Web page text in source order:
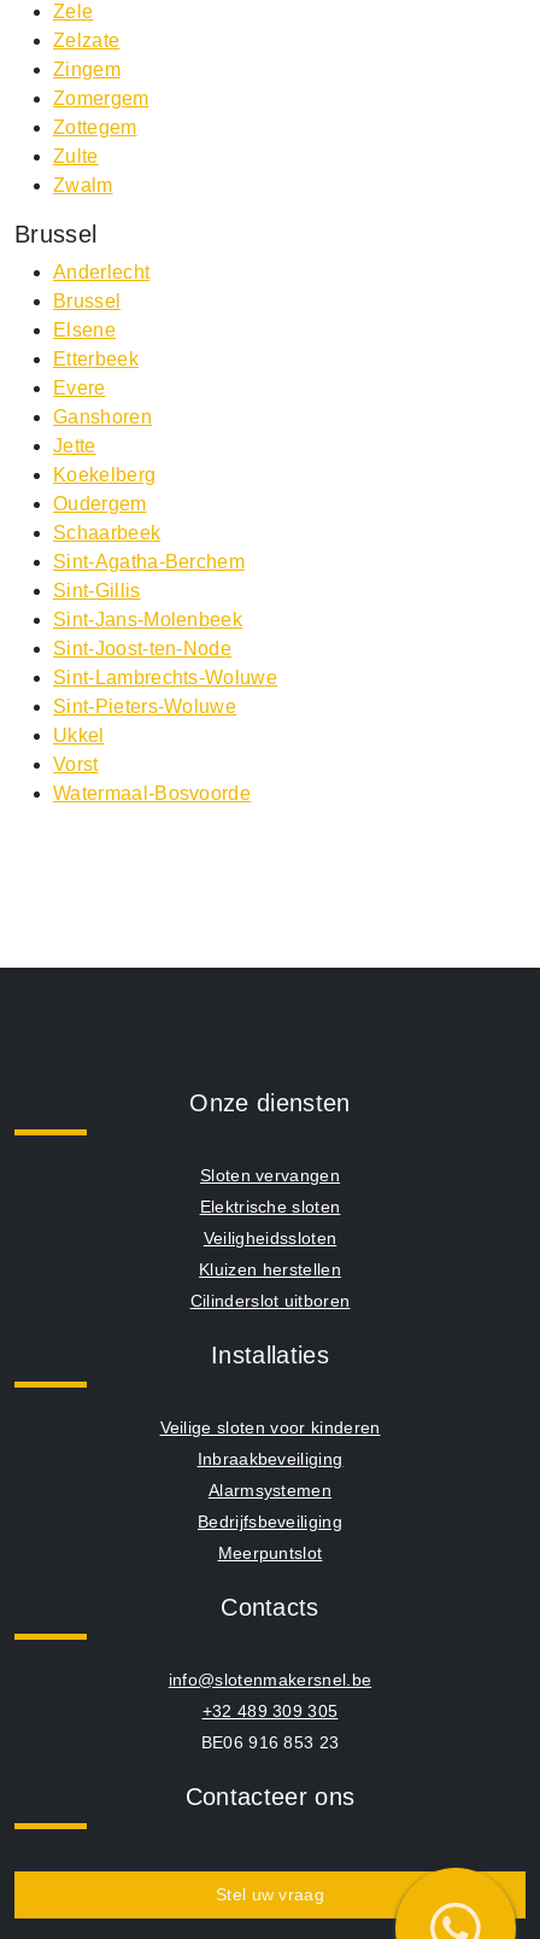
Zele
Zelzate
Zingem
Zomergem
Zottegem
Zulte
Zwalm
Brussel
Anderlecht
Brussel
Elsene
Etterbeek
Evere
Ganshoren
Jette
Koekelberg
Oudergem
Schaarbeek
Sint-Agatha-Berchem
Sint-Gillis
Sint-Jans-Molenbeek
Sint-Joost-ten-Node
Sint-Lambrechts-Woluwe
Sint-Pieters-Woluwe
Ukkel
Vorst
Watermaal-Bosvoorde
Onze diensten
Sloten vervangen
Elektrische sloten
Veiligheidssloten
Kluizen herstellen
Cilinderslot uitboren
Installaties
Veilige sloten voor kinderen
Inbraakbeveiliging
Alarmsystemen
Bedrijfsbeveiliging
Meerpuntslot
Contacts
info@slotenmakersnel.be
+32 489 309 305
BE06 916 853 23
Contacteer ons
Stel uw vraag